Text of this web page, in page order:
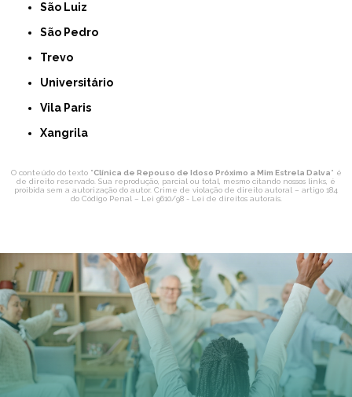
São Luiz
São Pedro
Trevo
Universitário
Vila Paris
Xangrila
O conteúdo do texto "Clínica de Repouso de Idoso Próximo a Mim Estrela Dalva" é
de direito reservado. Sua reprodução, parcial ou total, mesmo citando nossos links, é
proibida sem a autorização do autor. Crime de violação de direito autoral – artigo 184
do Código Penal – Lei 9610/98 - Lei de direitos autorais.